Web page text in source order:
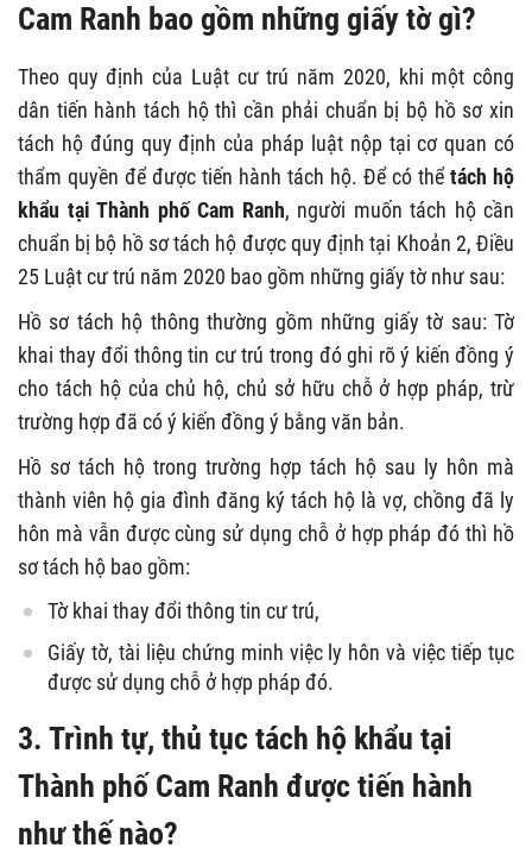
Cam Ranh bao gồm những giấy tờ gì?
Theo quy định của Luật cư trú năm 2020, khi một công
dân tiến hành tách hộ thì cần phải chuẩn bị bộ hồ sơ xin
tách hộ đúng quy định của pháp luật nộp tại cơ quan có
thẩm quyền để được tiến hành tách hộ. Để có thểtách hộ
khẩu tại Thành phố Cam Ranh, người muốn tách hộ cần
chuẩn bị bộ hồ sơ tách hộ được quy định tại Khoản 2, Điều
25 Luật cư trú năm 2020 bao gồm những giấy tờ như sau:
Hồ sơ tách hộ thông thường gồm những giấy tờ sau: Tờ
khai thay đổi thông tin cư trú trong đó ghi rõ ý kiến đồng ý
cho tách hộ của chủ hộ, chủ sở hữu chỗ ở hợp pháp, trừ
trường hợp đã có ý kiến đồng ý bằng văn bản.
Hồ sơ tách hộ trong trường hợp tách hộ sau ly hôn mà
thành viên hộ gia đình đăng ký tách hộ là vợ, chồng đã ly
hôn mà vẫn được cùng sử dụng chỗ ở hợp pháp đó thì hồ
sơ tách hộ bao gồm:
Tờ khai thay đổi thông tin cư trú,
Giấy tờ, tài liệu chứng minh việc ly hôn và việc tiếp tục
được sử dụng chỗ ở hợp pháp đó.
3. Trình tự, thủ tục tách hộ khẩu tại
Thành phố Cam Ranh được tiến hành
như thế nào?